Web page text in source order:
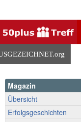
.org
Magazin
Übersicht
Erfolgsgeschichten